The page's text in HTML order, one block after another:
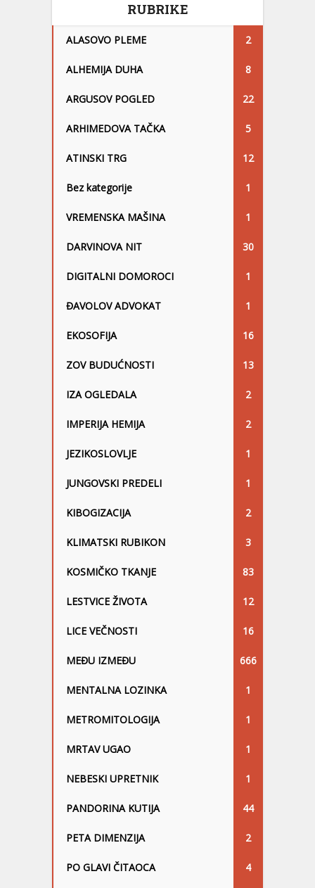
RUBRIKE
ALASOVO PLEME 2
ALHEMIJA DUHA 8
ARGUSOV POGLED 22
ARHIMEDOVA TAČKA 5
ATINSKI TRG 12
Bez kategorije 1
VREMENSKA MAŠINA 1
DARVINOVA NIT 30
DIGITALNI DOMOROCI 1
ĐAVOLOV ADVOKAT 1
EKOSOFIJA 16
ZOV BUDUĆNOSTI 13
IZA OGLEDALA 2
IMPERIJA HEMIJA 2
JEZIKOSLOVLJE 1
JUNGOVSKI PREDELI 1
KIBOGIZACIJA 2
KLIMATSKI RUBIKON 3
KOSMIČKO TKANJE 83
LESTVICE ŽIVOTA 12
LICE VEČNOSTI 16
MEĐU IZMEĐU 666
MENTALNA LOZINKA 1
METROMITOLOGIJA 1
MRTAV UGAO 1
NEBESKI UPRETNIK 1
PANDORINA KUTIJA 44
PETA DIMENZIJA 2
PO GLAVI ČITAOCA 4